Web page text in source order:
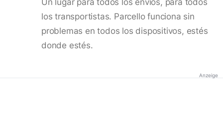
los transportistas. Parcello funciona sin
problemas en todos los dispositivos, estés
donde estés.
Anzeige